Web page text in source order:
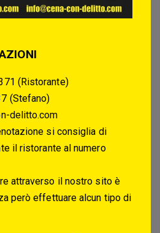
(Ristorante)
(Stefano)
delitto.com
si consiglia di
il ristorante al numero
attraverso il nostro sito è
però effettuare alcun tipo di